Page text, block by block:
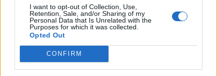
I want to opt-out of Collection, Use,
Retention, Sale, and/or Sharing of my
Personal Data that Is Unrelated with the
Purposes for which it was collected.
Opted Out
CONFIRM
που ξεγελούσι το Λαό το πρόβατο τ’ απολωλό
παίρνουσι ό,τι χρειάζονται, τη ψήφο και δε
σκιάζονται
τρώσι και πίνουσι καλά κι αποθηκεύουσι πολλά.
Μα το σπουδαίο γεγονός έναι τ’ ο πλούσιος